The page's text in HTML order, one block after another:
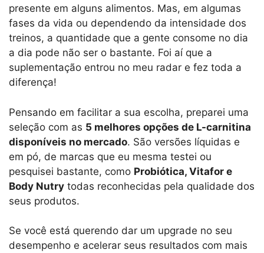
presente em alguns alimentos. Mas, em algumas
fases da vida ou dependendo da intensidade dos
treinos, a quantidade que a gente consome no dia
a dia pode não ser o bastante. Foi aí que a
suplementação entrou no meu radar e fez toda a
diferença!
Pensando em facilitar a sua escolha, preparei uma
seleção com as 5 melhores opções de L-carnitina
disponíveis no mercado. São versões líquidas e
em pó, de marcas que eu mesma testei ou
pesquisei bastante, como Probiótica, Vitafor e
Body Nutry todas reconhecidas pela qualidade dos
seus produtos.
Se você está querendo dar um upgrade no seu
desempenho e acelerar seus resultados com mais